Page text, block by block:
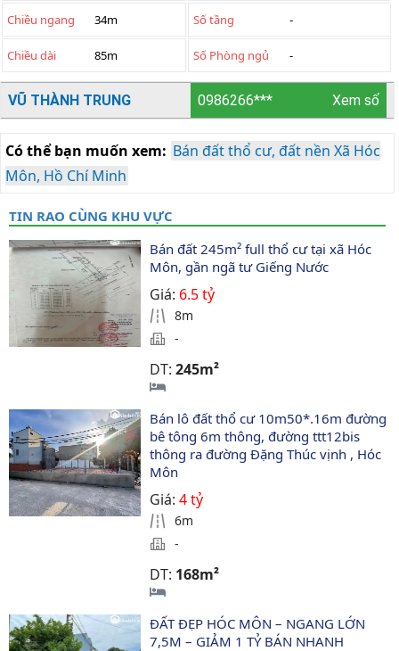
Chiều ngang 34m Số tầng -
Chiều dài 85m Số Phòng ngủ -
VŨ THÀNH TRUNG 0986266*** Xem số
Có thể bạn muốn xem: Bán đất thổ cư, đất nền Xã Hóc
Môn, Hồ Chí Minh
TIN RAO CÙNG KHU VỰC
Bán đất 245m² full thổ cư tại xã Hóc
Môn, gần ngã tư Giếng Nước
Giá: 6.5 tỷ
8m
-
DT:245m²
Bán lô đất thổ cư 10m50*.16m đường
bê tông 6m thông, đường ttt12bis
thông ra đường Đặng Thúc vịnh , Hóc
Môn
Giá:4 tỷ
6m
-
DT: 168m²
ĐẤT ĐẸP HÓC MÔN – NGANG LỚN
7,5M – GIẢM 1 TỶ BÁN NHANH